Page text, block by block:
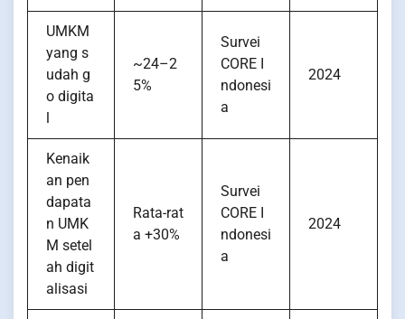
UMKM
yang s
udah g
o digita
l
~24–2
5%
Survei
CORE I
ndonesi
a
2024
Kenaik
an pen
dapata
n UMK
M setel
ah digit
alisasi
Rata-rat
a +30%
Survei
CORE I
ndonesi
a
2024